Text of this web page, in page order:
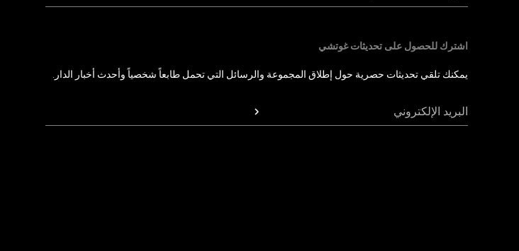
اشترك للحصول على تحديثات غوتشي
يمكنك تلقي تحديثات حصرية حول إطلاق المجموعة والرسائل التي تحمل طابعاً شخصياً وأحدث أخبار الدار.
البريد الإلكتروني